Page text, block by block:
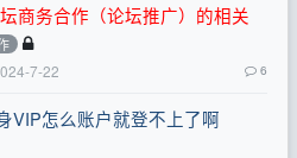
商务合作（论坛推广）的相关
7-22 6
VIP怎么账户就登不上了啊